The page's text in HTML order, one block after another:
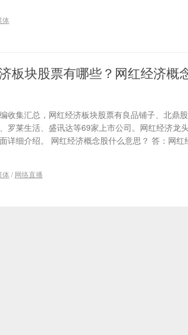
体
板块股票有哪些？网红经济概
收集汇总，网红经济板块股票有良品铺子、北鼎
罗莱生活、盛讯达等69家上市公司。网红经济龙
详细介绍。 网红经济概念股什么意思？ 答：网红
体 / 网络直播